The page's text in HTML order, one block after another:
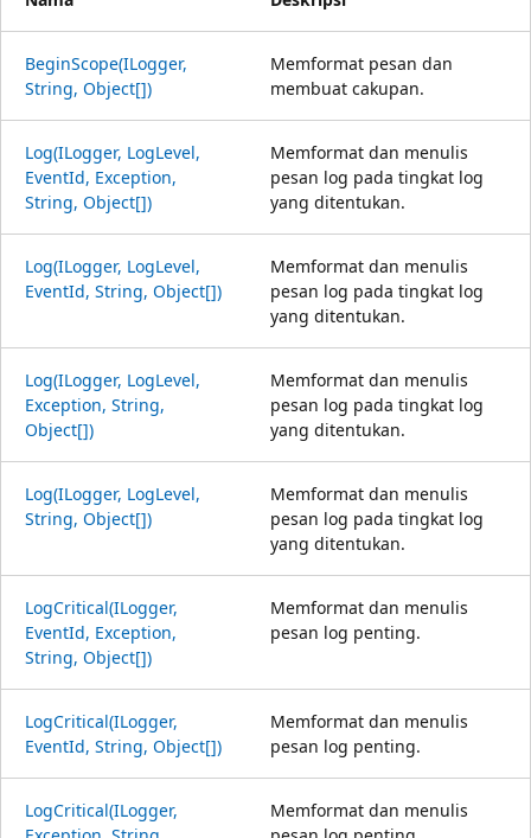
BeginScope(ILogger,
String, Object[])
Memformat pesan dan
membuat cakupan.
Log(ILogger, LogLevel,
EventId, Exception,
String, Object[])
Memformat dan menulis
pesan log pada tingkat log
yang ditentukan.
Log(ILogger, LogLevel,
EventId, String, Object[])
Memformat dan menulis
pesan log pada tingkat log
yang ditentukan.
Log(ILogger, LogLevel,
Exception, String,
Object[])
Memformat dan menulis
pesan log pada tingkat log
yang ditentukan.
Log(ILogger, LogLevel,
String, Object[])
Memformat dan menulis
pesan log pada tingkat log
yang ditentukan.
LogCritical(ILogger,
EventId, Exception,
String, Object[])
Memformat dan menulis
pesan log penting.
LogCritical(ILogger,
EventId, String, Object[])
Memformat dan menulis
pesan log penting.
LogCritical(ILogger,
Memformat dan menulis